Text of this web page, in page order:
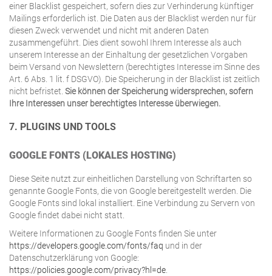
einer Blacklist gespeichert, sofern dies zur Verhinderung künftiger
Mailings erforderlich ist. Die Daten aus der Blacklist werden nur für
diesen Zweck verwendet und nicht mit anderen Daten
zusammengeführt. Dies dient sowohl Ihrem Interesse als auch
unserem Interesse an der Einhaltung der gesetzlichen Vorgaben
beim Versand von Newslettern (berechtigtes Interesse im Sinne des
Art. 6 Abs. 1 lit. f DSGVO). Die Speicherung in der Blacklist ist zeitlich
nicht befristet. Sie können der Speicherung widersprechen, sofern
Ihre Interessen unser berechtigtes Interesse überwiegen.
7. PLUGINS UND TOOLS
GOOGLE FONTS (LOKALES HOSTING)
Diese Seite nutzt zur einheitlichen Darstellung von Schriftarten so
genannte Google Fonts, die von Google bereitgestellt werden. Die
Google Fonts sind lokal installiert. Eine Verbindung zu Servern von
Google findet dabei nicht statt.
Weitere Informationen zu Google Fonts finden Sie unter
https://developers.google.com/fonts/faq und in der
Datenschutzerklärung von Google:
https://policies.google.com/privacy?hl=de